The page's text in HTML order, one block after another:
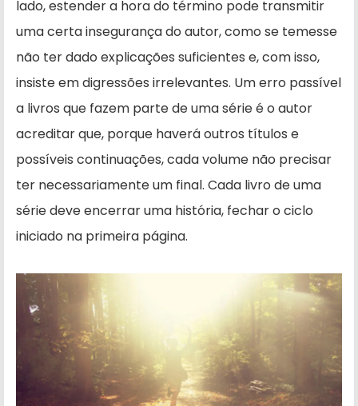
lado, estender a hora do término pode transmitir
uma certa insegurança do autor, como se temesse
não ter dado explicações suficientes e, com isso,
insiste em digressões irrelevantes. Um erro passível
a livros que fazem parte de uma série é o autor
acreditar que, porque haverá outros títulos e
possíveis continuações, cada volume não precisar
ter necessariamente um final. Cada livro de uma
série deve encerrar uma história, fechar o ciclo
iniciado na primeira página.